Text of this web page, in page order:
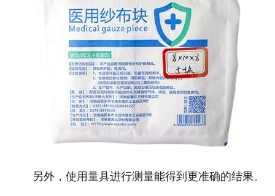
另外，使用量具进行测量能得到更准确的结果。